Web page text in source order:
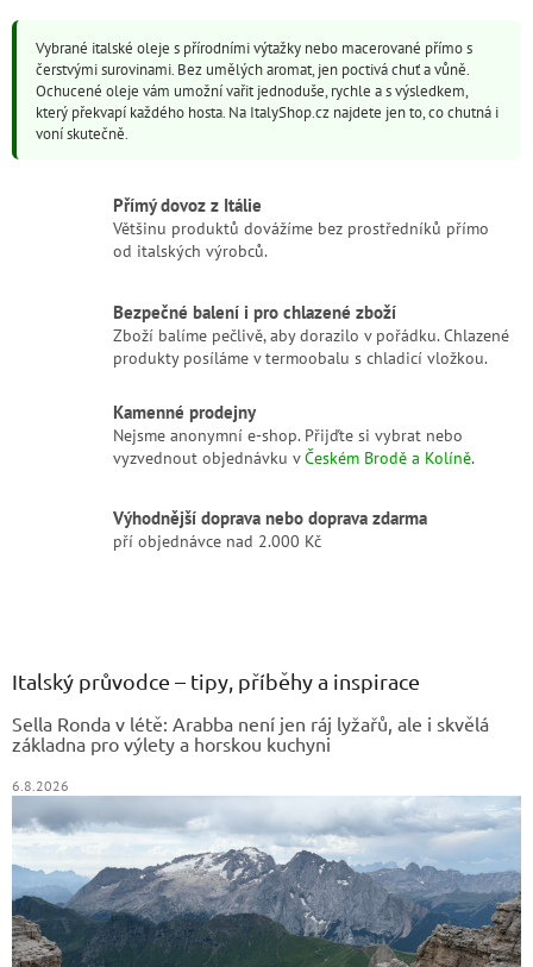
a
c
í
p
v
ý
s
u
á
n
í
Vybrané italské oleje s přírodními výtažky nebo macerované přímo s
čerstvými surovinami. Bez umělých aromat, jen poctivá chuť a vůně.
Ochucené oleje vám umožní vařit jednoduše, rychle a s výsledkem,
který překvapí každého hosta. Na ItalyShop.cz najdete jen to, co chutná i
voní skutečně.
Přímý dovoz z Itálie
Většinu produktů dovážíme bez prostředníků přímo
od italských výrobců.
Bezpečné balení i pro chlazené zboží
Zboží balíme pečlivě, aby dorazilo v pořádku. Chlazené
produkty posíláme v termoobalu s chladicí vložkou.
Kamenné prodejny
Nejsme anonymní e-shop. Přijďte si vybrat nebo
vyzvednout objednávku vČeském Brodě a Kolíně.
Výhodnější doprava nebo doprava zdarma
pří objednávce nad 2.000 Kč
Italský průvodce – tipy, příběhy a inspirace
Sella Ronda v létě: Arabba není jen ráj lyžařů, ale i skvělá
základna pro výlety a horskou kuchyni
6.8.2026